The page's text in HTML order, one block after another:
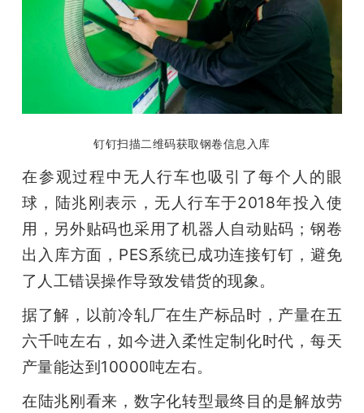
钉钉扫描二维码获取钢卷信息入库
在参观过程中无人行车也吸引了每个人的眼
球，陆兆刚表示，无人行车于2018年投入使
用，另外贴码也采用了机器人自动贴码；钢卷
出入库方面，PES系统已成功连接钉钉，避免
了人工错误操作导致发错货的现象。
据了解，以前冷轧厂在生产标品时，产量在五
六千吨左右，如今进入柔性定制化时代，每天
产量能达到10000吨左右。
在陆兆刚看来，数字化转型最终目的是解放劳